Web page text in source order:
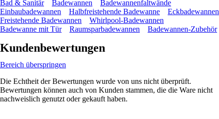
Bad & Sanitär Badewannen
Badewannenfaltwände
Einbaubadewannen
Halbfreistehende Badewanne
Eckbadewannen
Freistehende Badewannen
Whirlpool-Badewannen
Badewanne mit Tür
Raumsparbadewannen Badewannen-Zubehör
Kundenbewertungen
Bereich überspringen
Die Echtheit der Bewertungen wurde von uns nicht überprüft.
Bewertungen können auch von Kunden stammen, die die Ware nicht
nachweislich genutzt oder gekauft haben.